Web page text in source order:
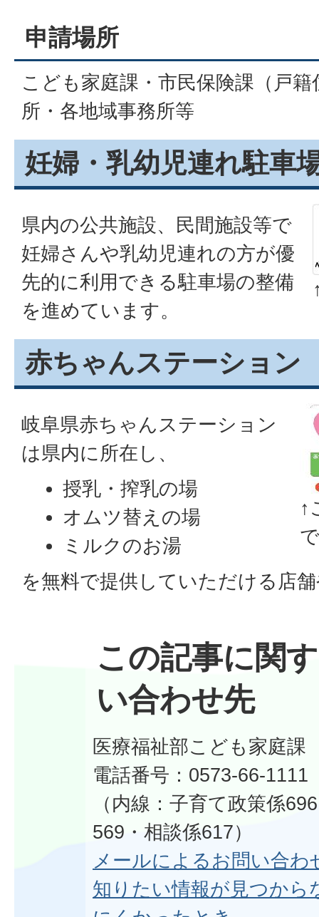
申請場所
こども家庭課・市民保険課（戸
所・各地域事務所等
妊婦・乳幼児連れ駐車
県内の公共施設、民間施設等で
妊婦さんや乳幼児連れの方が優
先的に利用できる駐車場の整備
を進めています。
赤ちゃんステーション
↑
岐阜県赤ちゃんステーション
は県内に所在し、
授乳・搾乳の場
オムツ替えの場
ミルクのお湯
を無料で提供していただける店
この記事に関
い合わせ先
医療福祉部こども家庭課
電話番号：0573-66-1111
（内線：子育て政策係
569・相談係617）
メールによるお問い合わ
知りたい情報が見つから